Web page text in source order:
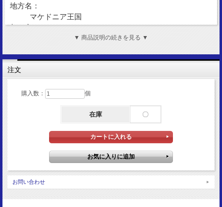
地方名：
マケドニア王国
都 市：
コロフォン
発行年：
BC323-BC319
額 面：
金 性：
アレキサンダー(ヘラクレス)
ゼウス神坐像
18.3mm
重 量：
4.33g
▼ 商品説明の続きを見る ▼
注文
購入数： 個
在庫 〇
お問い合わせ